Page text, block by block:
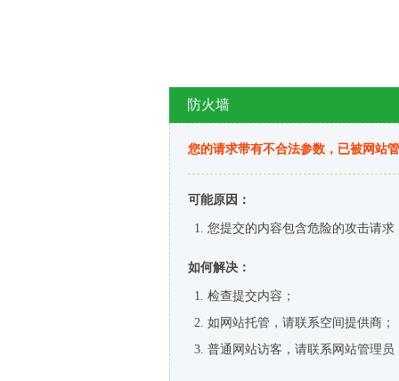
防火墙
您的请求带有不合法参数，已被网站
可能原因：
您提交的内容包含危险的攻击请求
如何解决：
检查提交内容；
如网站托管，请联系空间提供商；
普通网站访客，请联系网站管理员